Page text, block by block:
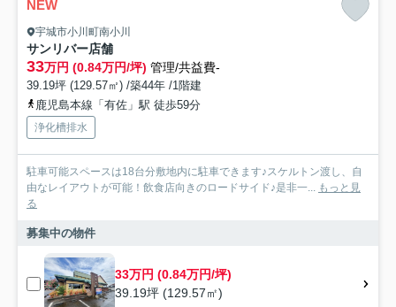
NEW
宇城市小川町南小川
サンリバー店舗
33万円 (0.84万円/坪) 管理/共益費-
39.19坪 (129.57㎡) /築44年 /1階建
鹿児島本線「有佐」駅 徒歩59分
浄化槽排水
駐車可能スペースは18台分敷地内に駐車できます♪スケルトン渡し、自
由なレイアウトが可能！飲食店向きのロードサイド♪是非一... もっと見
る
募集中の物件
33万円 (0.84万円/坪)
39.19坪 (129.57㎡)